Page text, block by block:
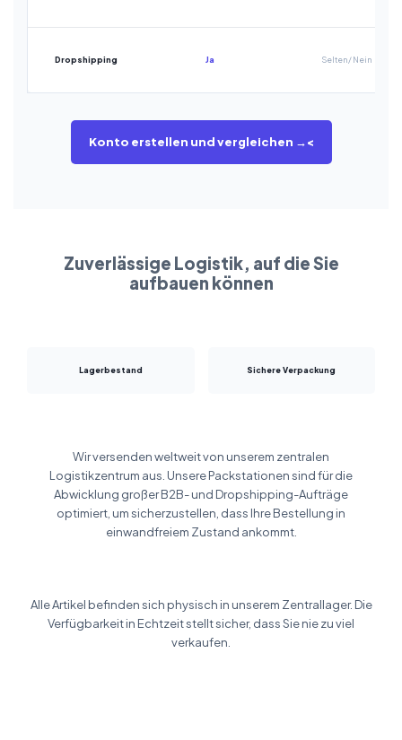
Dropshipping Ja Selten / Nein
Konto erstellen und vergleichen →<
Zuverlässige Logistik, auf die Sie
aufbauen können
Lagerbestand Sichere Verpackung
Wir versenden weltweit von unserem zentralen
Logistikzentrum aus. Unsere Packstationen sind für die
Abwicklung großer B2B- und Dropshipping-Aufträge
optimiert, um sicherzustellen, dass Ihre Bestellung in
einwandfreiem Zustand ankommt.
Alle Artikel befinden sich physisch in unserem Zentrallager. Die
Verfügbarkeit in Echtzeit stellt sicher, dass Sie nie zu viel
verkaufen.